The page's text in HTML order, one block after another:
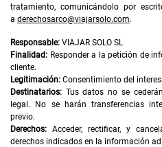
tratamiento, comunicándolo por
a derechosarco@viajarsolo.com.
Responsable: VIAJAR SOLO SL
Finalidad: Responder a la petición de
cliente.
Legitimación: Consentimiento del
Destinatarios: Tus datos no se
legal. No se harán transferencias
previo.
Derechos: Acceder, rectificar, y
derechos indicados en la información